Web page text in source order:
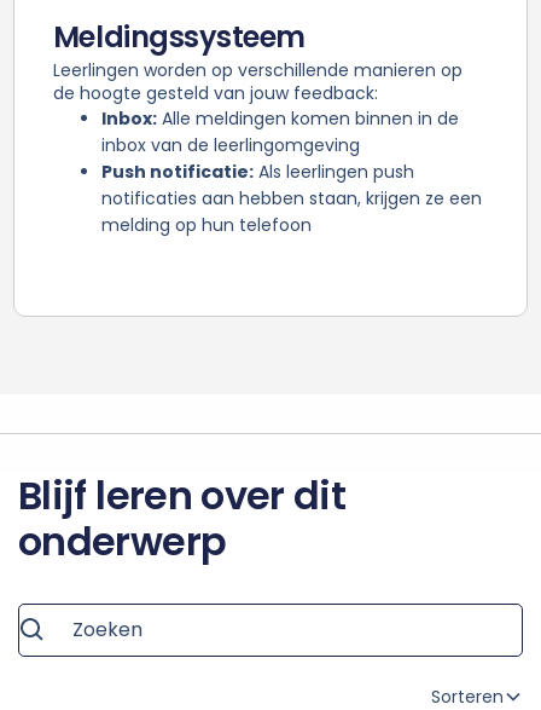
Meldingssysteem
Leerlingen worden op verschillende manieren op
de hoogte gesteld van jouw feedback:
Inbox:Alle meldingen komen binnen in de
inbox van de leerlingomgeving
Push notificatie:Als leerlingen push
notificaties aan hebben staan, krijgen ze een
melding op hun telefoon
Blijf leren over dit
onderwerp
Sorteren